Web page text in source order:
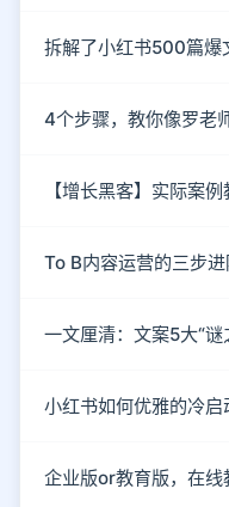
拆解了小红书500篇爆
4个步骤，教你像罗老
【增长黑客】实际案
To B内容运营的三步
一文厘清：文案5大“谜
小红书如何优雅的冷